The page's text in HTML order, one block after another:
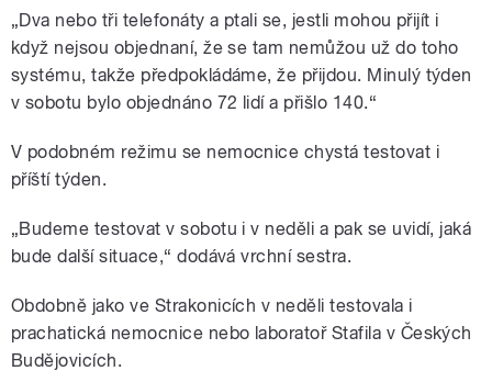
„Dva nebo tři telefonáty a ptali se, jestli mohou přijít i
když nejsou objednaní, že se tam nemůžou už do toho
systému, takže předpokládáme, že přijdou. Minulý týden
v sobotu bylo objednáno 72 lidí a přišlo 140.“
V podobném režimu se nemocnice chystá testovat i
příští týden.
„Budeme testovat v sobotu i v neděli a pak se uvidí, jaká
bude další situace,“ dodává vrchní sestra.
Obdobně jako ve Strakonicích v neděli testovala i
prachatická nemocnice nebo laboratoř Stafila v Českých
Budějovicích.